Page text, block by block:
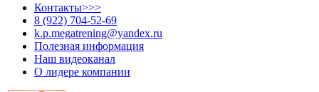
Контакты>>>
8 (922) 704-52-69
k.p.megatrening@yandex.ru
Полезная информация
Наш видеоканал
О лидере компании